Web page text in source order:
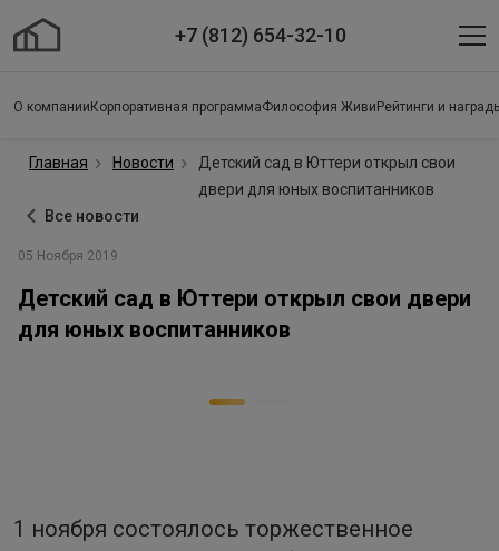
+7 (812) 654-32-10
О компании Корпоративная программаФилософия Живи Рейтинги и
Главная Новости
Детский сад в Юттери открыл свои
двери для юных воспитанников
Все новости
05 Ноября 2019
Детский сад в Юттери открыл свои двери
для юных воспитанников
1 ноября состоялось торжественное